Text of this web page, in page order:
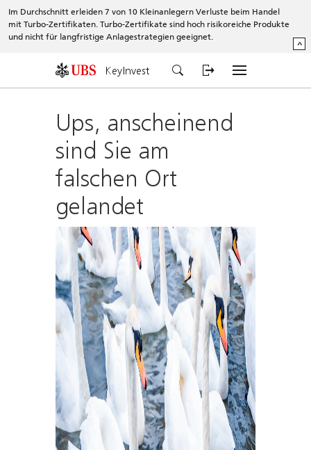
Im Durchschnitt erleiden 7 von 10 Kleinanlegern Verluste beim Handel
mit Turbo-Zertifikaten. Turbo-Zertifikate sind hoch risikoreiche Produkte
und nicht für langfristige Anlagestrategien geeignet.
^
KeyInvest
Ups, anscheinend
sind Sie am
falschen Ort
gelandet